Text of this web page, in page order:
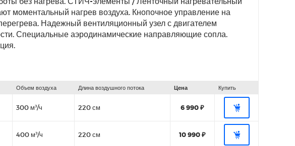
моментальный нагрев воздуха. Кнопочное управление на
Надежный вентиляционный узел с двигателем
Специальные аэродинамические направляющие сопла.
Объем воздуха Длина воздушного потока Цена Купить
300 м³/ч 220 см 6 990 ₽
400 м³/ч 220 см 10 990 ₽